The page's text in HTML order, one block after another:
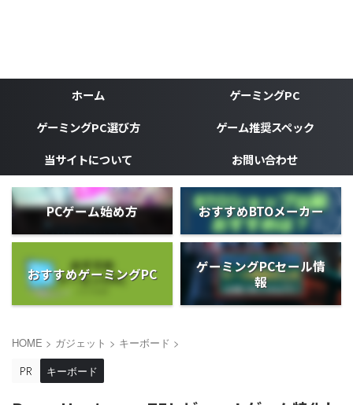
ホーム
ゲーミングPC
ゲーミングPC選び方
ゲーム推奨スペック
当サイトについて
お問い合わせ
PCゲーム始め方 おすすめBTOメーカー
おすすめゲーミングPC
ゲーミングPCセール情
報
HOME > ガジェット > キーボード >
キーボード